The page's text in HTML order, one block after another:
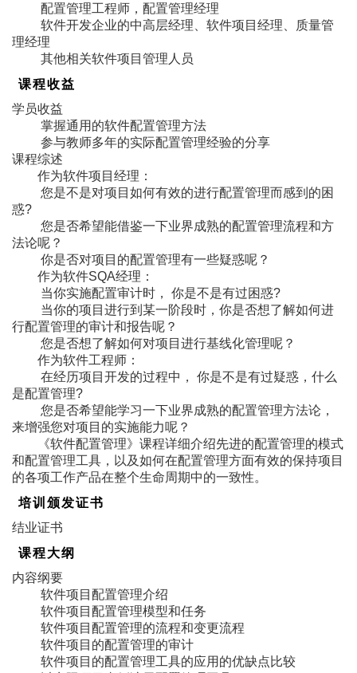
配置管理工程师，配置管理经理
软件开发企业的中高层经理、软件项目经理、质量管
理经理
其他相关软件项目管理人员
课程收益
学员收益
掌握通用的软件配置管理方法
参与教师多年的实际配置管理经验的分享
课程综述
作为软件项目经理：
您是不是对项目如何有效的进行配置管理而感到的困
惑?
您是否希望能借鉴一下业界成熟的配置管理流程和方
法论呢？
你是否对项目的配置管理有一些疑惑呢？
作为软件SQA经理：
当你实施配置审计时， 你是不是有过困惑?
当你的项目进行到某一阶段时，你是否想了解如何进
行配置管理的审计和报告呢？
您是否想了解如何对项目进行基线化管理呢？
作为软件工程师：
在经历项目开发的过程中， 你是不是有过疑惑，什么
是配置管理?
您是否希望能学习一下业界成熟的配置管理方法论，
来增强您对项目的实施能力呢？
《软件配置管理》课程详细介绍先进的配置管理的模式
和配置管理工具，以及如何在配置管理方面有效的保持项目
的各项工作产品在整个生命周期中的一致性。
培训颁发证书
结业证书
课程大纲
内容纲要
软件项目配置管理介绍
软件项目配置管理模型和任务
软件项目配置管理的流程和变更流程
软件项目的配置管理的审计
软件项目的配置管理工具的应用的优缺点比较